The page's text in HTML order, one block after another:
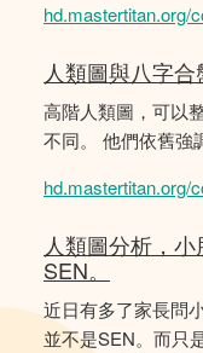
hd.mastertitan.org/
人類圖與八字
高階人類圖，可以
不同。 他們依舊強
hd.mastertitan.org/
人類圖分析，
SEN。
近日有多了家長問
並不是SEN。而只